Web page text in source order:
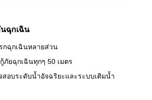
ฉุกเฉิน
กฉุกเฉินหลายส่วน
ภัยฉุกเฉินทุกๆ 50 เมตร
สอบระดับน้ำอัจฉริยะและระบบเติมน้ำ